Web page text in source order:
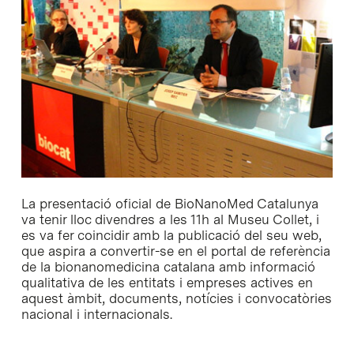
La presentació oficial de BioNanoMed Catalunya
va tenir lloc divendres a les 11h al Museu Collet, i
es va fer coincidir amb la publicació del seu web,
que aspira a convertir-se en el portal de referència
de la bionanomedicina catalana amb informació
qualitativa de les entitats i empreses actives en
aquest àmbit, documents, notícies i convocatòries
nacional i internacionals.